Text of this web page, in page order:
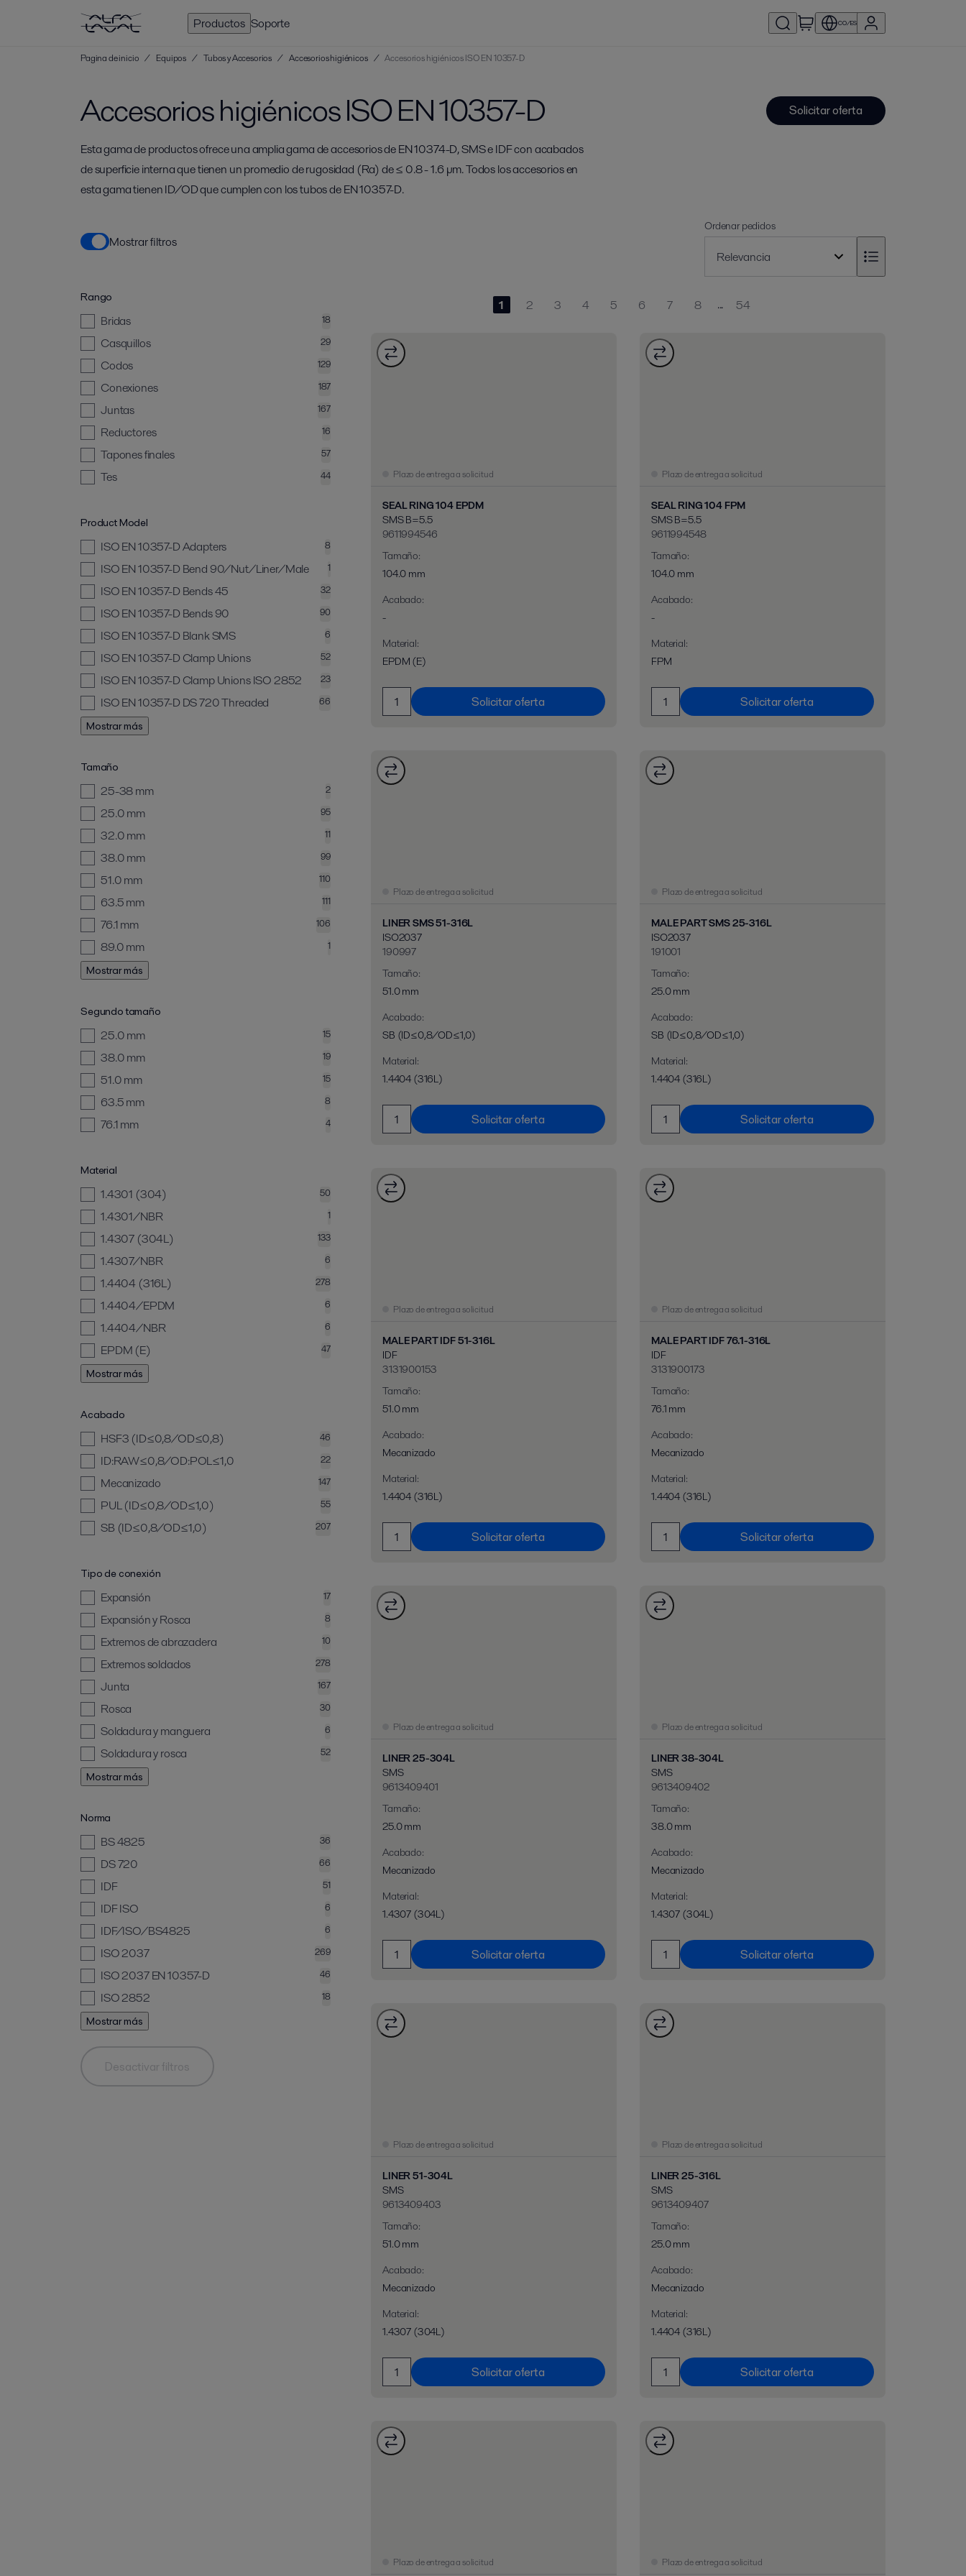
Productos Soporte CO/ES
Pagina de inicio / Equipos / Tubos y Accesorios / Accesorios higiénicos / Accesorios higiénicos ISO EN 10357-D
Accesorios higiénicos ISO EN 10357-D Solicitar oferta
Esta gama de productos ofrece una amplia gama de accesorios de EN 10374-D, SMS e IDF con acabados
de superficie interna que tienen un promedio de rugosidad (Ra) de ≤ 0.8 - 1.6 μm. Todos los accesorios en
esta gama tienen ID/OD que cumplen con los tubos de EN 10357-D.
Mostrar filtros
Ordenar pedidos
Rango
Bridas 18
Casquillos 29
Codos 129
Conexiones 187
Juntas 167
Reductores 16
Tapones finales 57
Tes 44
Product Model
ISO EN 10357-D Adapters 8
ISO EN 10357-D Bend 90/Nut/Liner/Male 1
ISO EN 10357-D Bends 45 32
ISO EN 10357-D Bends 90 90
ISO EN 10357-D Blank SMS 6
ISO EN 10357-D Clamp Unions 52
ISO EN 10357-D Clamp Unions ISO 2852 23
ISO EN 10357-D DS 720 Threaded 66
Mostrar más
Tamaño
25-38 mm 2
25.0 mm 95
32.0 mm 11
38.0 mm 99
51.0 mm 110
63.5 mm 111
76.1 mm 106
89.0 mm 1
Mostrar más
Segundo tamaño
25.0 mm 15
38.0 mm 19
51.0 mm 15
63.5 mm 8
76.1 mm 4
Material
1.4301 (304) 50
1.4301/NBR 1
1.4307 (304L) 133
1.4307/NBR 6
1.4404 (316L) 278
1.4404/EPDM 6
1.4404/NBR 6
EPDM (E) 47
Mostrar más
Acabado
HSF3 (ID≤0,8/OD≤0,8) 46
ID:RAW≤0,8/OD:POL≤1,0 22
Mecanizado 147
PUL (ID≤0,8/OD≤1,0) 55
SB (ID≤0,8/OD≤1,0) 207
Tipo de conexión
Expansión 17
Expansión y Rosca 8
Extremos de abrazadera 10
Extremos soldados 278
Junta 167
Rosca 30
Soldadura y manguera 6
Soldadura y rosca 52
Mostrar más
Norma
BS 4825 36
DS 720 66
IDF 51
IDF ISO 6
IDF/ISO/BS4825 6
ISO 2037 269
ISO 2037 EN 10357-D 46
ISO 2852 18
Mostrar más
Desactivar filtros
1 2 3 4 5 6 7 8 ... 54
Plazo de entrega a solicitud
SEAL RING 104 EPDM
SMS B=5.5
9611994546
Tamaño:
104.0 mm
Acabado:
-
Material:
EPDM (E)
Solicitar oferta
Plazo de entrega a solicitud
SEAL RING 104 FPM
SMS B=5.5
9611994548
Tamaño:
104.0 mm
Acabado:
-
Material:
FPM
Solicitar oferta
Plazo de entrega a solicitud
LINER SMS 51-316L
ISO2037
190997
Tamaño:
51.0 mm
Acabado:
SB (ID≤0,8/OD≤1,0)
Material:
1.4404 (316L)
Solicitar oferta
Plazo de entrega a solicitud
MALE PART SMS 25-316L
ISO2037
191001
Tamaño:
25.0 mm
Acabado:
SB (ID≤0,8/OD≤1,0)
Material:
1.4404 (316L)
Solicitar oferta
Plazo de entrega a solicitud
MALE PART IDF 51-316L
IDF
3131900153
Tamaño:
51.0 mm
Acabado:
Mecanizado
Material:
1.4404 (316L)
Solicitar oferta
Plazo de entrega a solicitud
MALE PART IDF 76.1-316L
IDF
3131900173
Tamaño:
76.1 mm
Acabado:
Mecanizado
Material:
1.4404 (316L)
Solicitar oferta
Plazo de entrega a solicitud
LINER 25-304L
SMS
9613409401
Tamaño:
25.0 mm
Acabado:
Mecanizado
Material:
1.4307 (304L)
Solicitar oferta
Plazo de entrega a solicitud
LINER 38-304L
SMS
9613409402
Tamaño:
38.0 mm
Acabado:
Mecanizado
Material:
1.4307 (304L)
Solicitar oferta
Plazo de entrega a solicitud
LINER 51-304L
SMS
9613409403
Tamaño:
51.0 mm
Acabado:
Mecanizado
Material:
1.4307 (304L)
Solicitar oferta
Plazo de entrega a solicitud
LINER 25-316L
SMS
9613409407
Tamaño:
25.0 mm
Acabado:
Mecanizado
Material:
1.4404 (316L)
Solicitar oferta
Plazo de entrega a solicitud Plazo de entrega a solicitud